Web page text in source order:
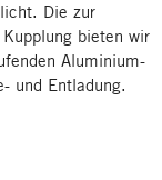
Die zur
bieten wir
Aluminium-
und Entladung.